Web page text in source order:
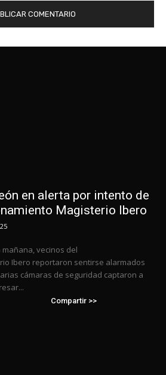
en alerta por intento de
Magisterio Ibero
mañana, vecinos del
Ibero reportaron sentirse alarmados
cámaras de seguridad captaron a
Compartir >>